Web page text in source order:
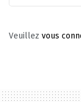
Veuillez vous